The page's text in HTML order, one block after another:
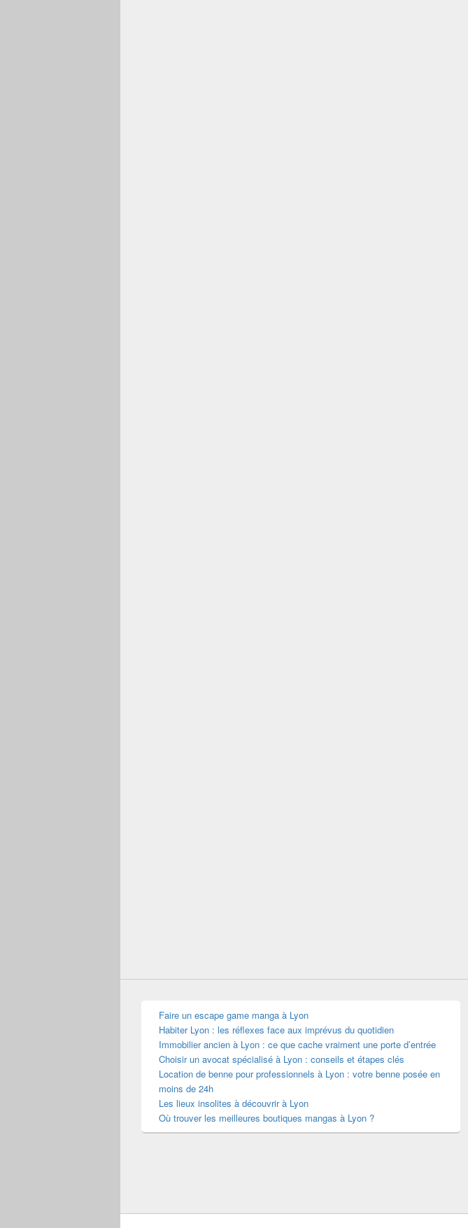
Faire un escape game manga à Lyon
Habiter Lyon : les réflexes face aux imprévus du quotidien
Immobilier ancien à Lyon : ce que cache vraiment une porte d’entrée
Choisir un avocat spécialisé à Lyon : conseils et étapes clés
Location de benne pour professionnels à Lyon : votre benne posée en
moins de 24h
Les lieux insolites à découvrir à Lyon
Où trouver les meilleures boutiques mangas à Lyon ?